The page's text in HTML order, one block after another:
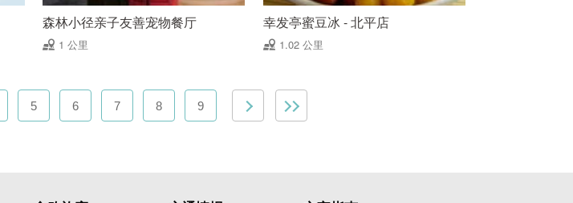
森林小径亲子友善宠物餐厅
1 公里
幸发亭蜜豆冰 - 北平店
1.02 公里
5 6 7 8 9